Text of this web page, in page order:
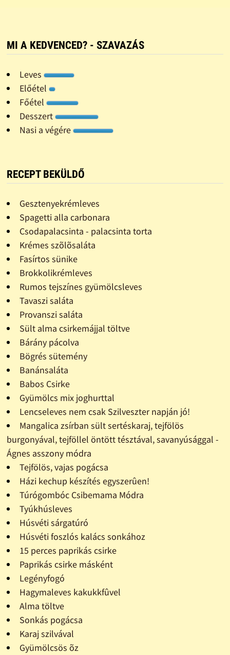
MI A KEDVENCED? - SZAVAZÁS
Leves
Előétel
Főétel
Desszert
Nasi a végére
RECEPT BEKÜLDŐ
Gesztenyekrémleves
Spagetti alla carbonara
Csodapalacsinta - palacsinta torta
Krémes szõlõsaláta
Fasírtos sünike
Brokkolikrémleves
Rumos tejszínes gyümölcsleves
Tavaszi saláta
Provanszi saláta
Sült alma csirkemájjal töltve
Bárány pácolva
Bögrés sütemény
Banánsaláta
Babos Csirke
Gyümölcs mix joghurttal
Lencseleves nem csak Szilveszter napján jó!
Mangalica zsírban sült sertéskaraj, tejfölös
burgonyával, tejföllel öntött tésztával, savanyúsággal -
Ágnes asszony módra
Tejfölös, vajas pogácsa
Házi kechup készítés egyszerûen!
Túrógombóc Csibemama Módra
Tyúkhúsleves
Húsvéti sárgatúró
Húsvéti foszlós kalács sonkához
15 perces paprikás csirke
Paprikás csirke másként
Legényfogó
Hagymaleves kakukkfûvel
Alma töltve
Sonkás pogácsa
Karaj szilvával
Gyümölcsös õz